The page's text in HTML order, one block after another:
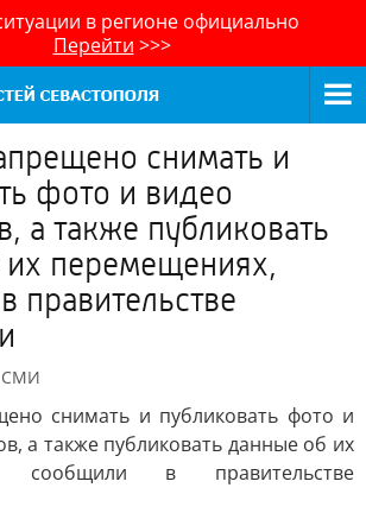
в регионе официально
Перейти >>>
снимать и
фото и видео
а также публиковать
перемещениях,
правительстве
СМИ
снимать и публиковать фото и
а также публиковать данные об их
сообщили в правительстве